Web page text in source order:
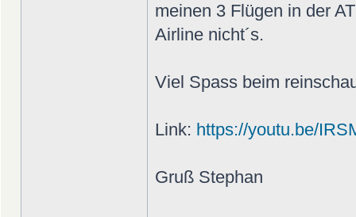
meinen 3 Flügen in der
Airline nicht´s.
Viel Spass beim
Link: https://youtu.be/
Gruß Stephan